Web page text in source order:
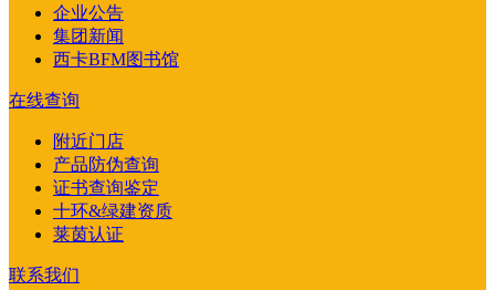
企业公告
集团新闻
西卡BFM图书馆
在线查询
附近门店
产品防伪查询
证书查询鉴定
十环&绿建资质
莱茵认证
联系我们